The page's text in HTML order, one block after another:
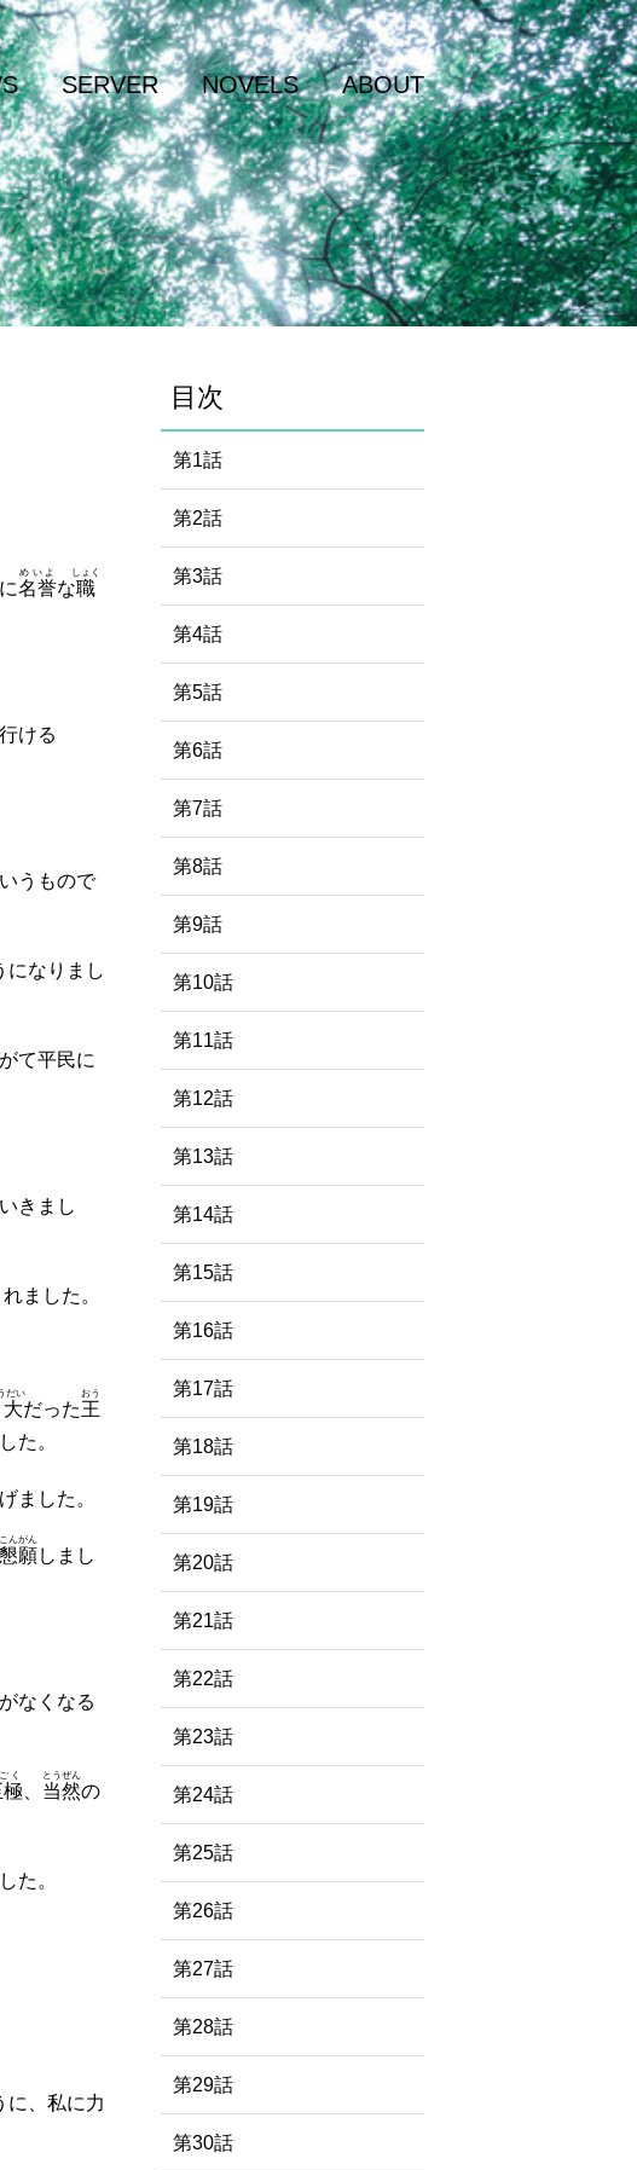
SERVER NOVELS ABOUT
に名誉
めいよ
な職
しょく
ける
うもので
になりまし
て平民に
きまし
ました。
だい
だった王
おう
た。
ました。
懇願
こんがん
しまし
がなくなる
極
く
、 当然
とうぜん
の
た。
に、私に力
目次
第1話
第2話
第3話
第4話
第5話
第6話
第7話
第8話
第9話
第10話
第11話
第12話
第13話
第14話
第15話
第16話
第17話
第18話
第19話
第20話
第21話
第22話
第23話
第24話
第25話
第26話
第27話
第28話
第29話
第30話